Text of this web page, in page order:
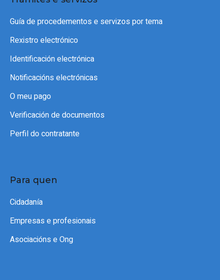
Guía de procedementos e servizos por tema
Rexistro electrónico
Identificación electrónica
Notificacións electrónicas
O meu pago
Verificación de documentos
Perfil do contratante
Para quen
Cidadanía
Empresas e profesionais
Asociacións e Ong